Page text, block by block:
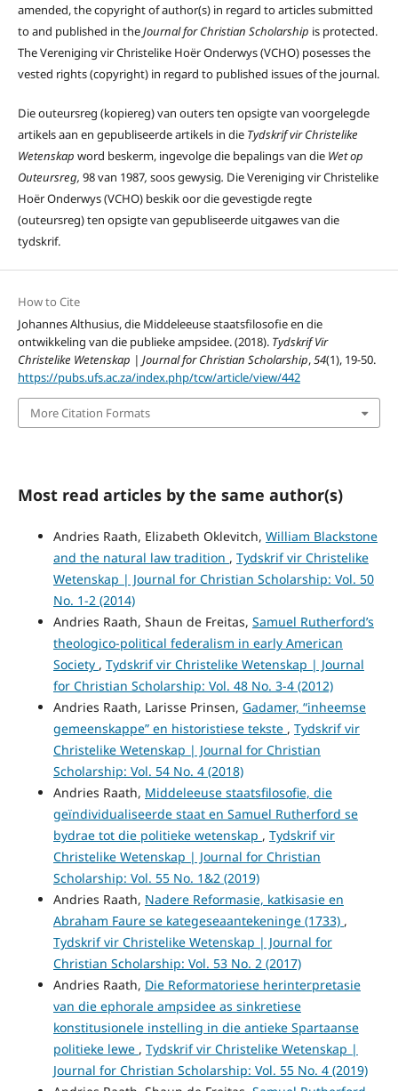
amended, the copyright of author(s) in regard to articles submitted
to and published in theJournal for Christian Scholarship is protected.
The Vereniging vir Christelike Hoër Onderwys (VCHO) posesses the
vested rights (copyright) in regard to published issues of the journal.
Die outeursreg (kopiereg) van outers ten opsigte van voorgelegde
artikels aan en gepubliseerde artikels in die Tydskrif vir Christelike
Wetenskap word beskerm, ingevolge die bepalings van dieWet op
Outeursreg, 98 van 1987, soos gewysig. Die Vereniging vir Christelike
Hoër Onderwys (VCHO) beskik oor die gevestigde regte
(outeursreg) ten opsigte van gepubliseerde uitgawes van die
tydskrif.
How to Cite
Johannes Althusius, die Middeleeuse staatsfilosofie en die
ontwikkeling van die publieke ampsidee. (2018). Tydskrif Vir
Christelike Wetenskap | Journal for Christian Scholarship,54(1), 19-50.
https://pubs.ufs.ac.za/index.php/tcw/article/view/442
More Citation Formats
Most read articles by the same author(s)
Andries Raath, Elizabeth Oklevitch, William Blackstone
and the natural law tradition , Tydskrif vir Christelike
Wetenskap | Journal for Christian Scholarship: Vol. 50
No. 1-2 (2014)
Andries Raath, Shaun de Freitas, Samuel Rutherford’s
theologico-political federalism in early American
Society , Tydskrif vir Christelike Wetenskap | Journal
for Christian Scholarship: Vol. 48 No. 3-4 (2012)
Andries Raath, Larisse Prinsen, Gadamer, “inheemse
gemeenskappe” en historistiese tekste , Tydskrif vir
Christelike Wetenskap | Journal for Christian
Scholarship: Vol. 54 No. 4 (2018)
Andries Raath, Middeleeuse staatsfilosofie, die
geïndividualiseerde staat en Samuel Rutherford se
bydrae tot die politieke wetenskap , Tydskrif vir
Christelike Wetenskap | Journal for Christian
Scholarship: Vol. 55 No. 1&2 (2019)
Andries Raath, Nadere Reformasie, katkisasie en
Abraham Faure se kategeseaantekeninge (1733) ,
Tydskrif vir Christelike Wetenskap | Journal for
Christian Scholarship: Vol. 53 No. 2 (2017)
Andries Raath, Die Reformatoriese herinterpretasie
van die ephorale ampsidee as sinkretiese
konstitusionele instelling in die antieke Spartaanse
politieke lewe , Tydskrif vir Christelike Wetenskap |
Journal for Christian Scholarship: Vol. 55 No. 4 (2019)